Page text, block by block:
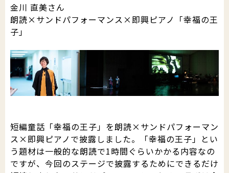
金川 直美さん
朗読×サンドパフォーマンス×即興ピアノ「幸福の王
子」
短編童話「幸福の王子」を朗読×サンドパフォーマン
ス×即興ピアノで披露しました。「幸福の王子」とい
う題材は一般的な朗読で1時間ぐらいかかる内容なの
ですが、今回のステージで披露するためにできるだけ